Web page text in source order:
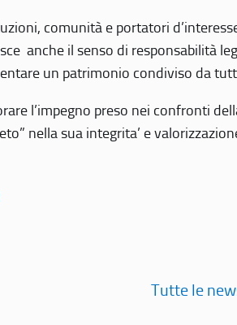
comunità e portatori
anche il senso di responsabilità
un patrimonio condiviso da
l’impegno preso nei confronti
nella sua integrita’ e
Tutte le